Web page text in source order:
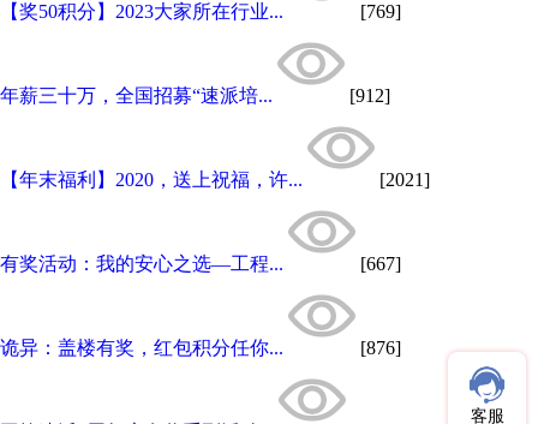
【奖50积分】2023大家所在行业... [769]
年薪三十万，全国招募“速派培... [912]
【年末福利】2020，送上祝福，许... [2021]
有奖活动：我的安心之选—工程... [667]
诡异：盖楼有奖，红包积分任你... [876]
客服